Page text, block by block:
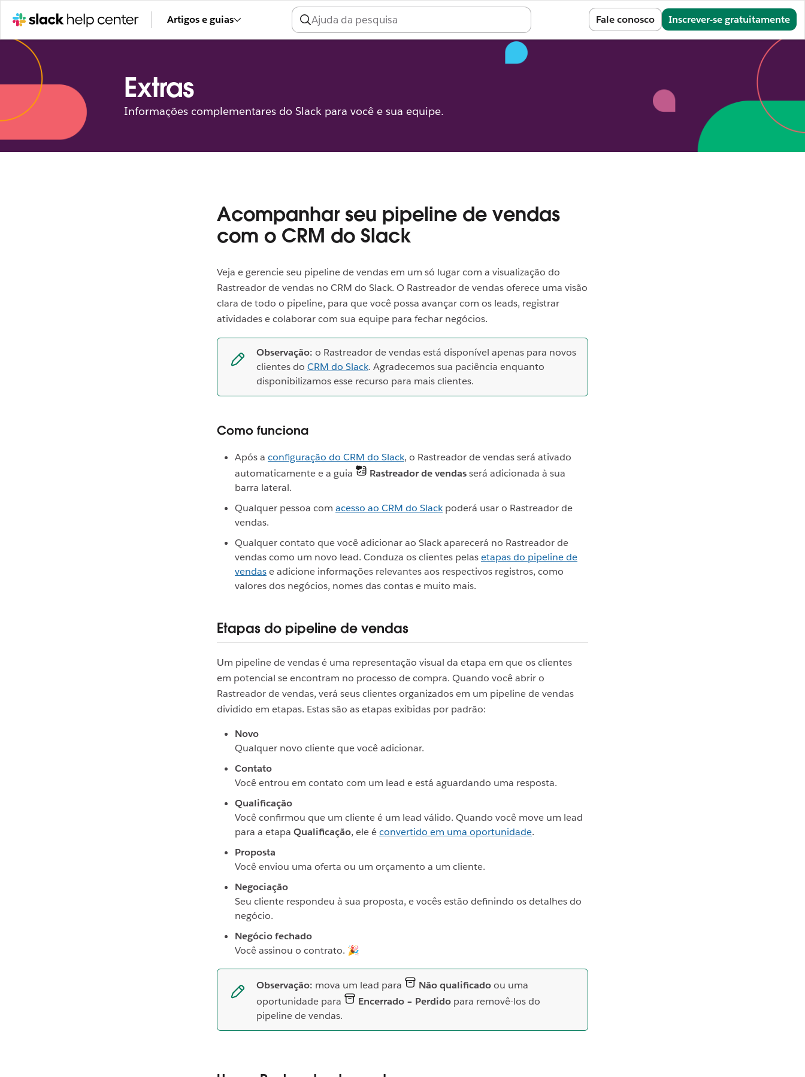
Artigos e guias Fale conosco Inscrever-se gratuitamente
Extras
Informações complementares do Slack para você e sua equipe.
Acompanhar seu pipeline de vendas
com o CRM do Slack
Veja e gerencie seu pipeline de vendas em um só lugar com a visualização do
Rastreador de vendas no CRM do Slack. O Rastreador de vendas oferece uma visão
clara de todo o pipeline, para que você possa avançar com os leads, registrar
atividades e colaborar com sua equipe para fechar negócios.
Observação: o Rastreador de vendas está disponível apenas para novos
clientes do CRM do Slack. Agradecemos sua paciência enquanto
disponibilizamos esse recurso para mais clientes.
Como funciona
Após a configuração do CRM do Slack, o Rastreador de vendas será ativado
automaticamente e a guia
Rastreador de vendasserá adicionada à sua
barra lateral.
Qualquer pessoa com acesso ao CRM do Slackpoderá usar o Rastreador de
vendas.
Qualquer contato que você adicionar ao Slack aparecerá no Rastreador de
vendas como um novo lead. Conduza os clientes pelasetapas do pipeline de
vendase adicione informações relevantes aos respectivos registros, como
valores dos negócios, nomes das contas e muito mais.
Etapas do pipeline de vendas
Um pipeline de vendas é uma representação visual da etapa em que os clientes
em potencial se encontram no processo de compra. Quando você abrir o
Rastreador de vendas, verá seus clientes organizados em um pipeline de vendas
dividido em etapas. Estas são as etapas exibidas por padrão:
Novo
Qualquer novo cliente que você adicionar.
Contato
Você entrou em contato com um lead e está aguardando uma resposta.
Qualificação
Você confirmou que um cliente é um lead válido. Quando você move um lead
para a etapa Qualificação, ele éconvertido em uma oportunidade.
Proposta
Você enviou uma oferta ou um orçamento a um cliente.
Negociação
Seu cliente respondeu à sua proposta, e vocês estão definindo os detalhes do
negócio.
Negócio fechado
Você assinou o contrato. 🎉
Observação: mova um lead para Não qualificadoou uma
oportunidade para
Encerrado – Perdido para removê-los do
pipeline de vendas.